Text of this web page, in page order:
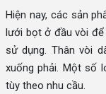
Hiện nay, các sản
lưới bọt ở đầu vòi
sử dụng. Thân vòi
xuống phải. Một số
tùy theo nhu cầu.